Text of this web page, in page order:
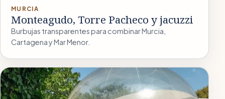
MURCIA
Monteagudo, Torre Pacheco y jacuzzi
Burbujas transparentes para combinar Murcia,
Cartagena y Mar Menor.